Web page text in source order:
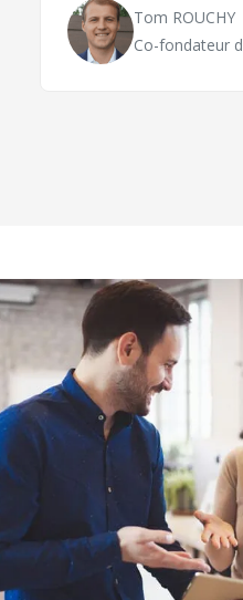
Tom ROUCHY
Co-fondateur